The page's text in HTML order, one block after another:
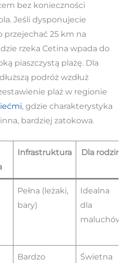
bez konieczności
Jeśli dysponujecie
25 km na
rzeka Cetina wpada do
piaszczystą plażę. Dla
podróż wzdłuż
plaż w regionie
, gdzie charakterystyka
bardziej zatokowa.
Infrastruktura Dla rodzin
Pełna (leżaki,
bary)
Idealna
dla
maluchów
Bardzo Świetna